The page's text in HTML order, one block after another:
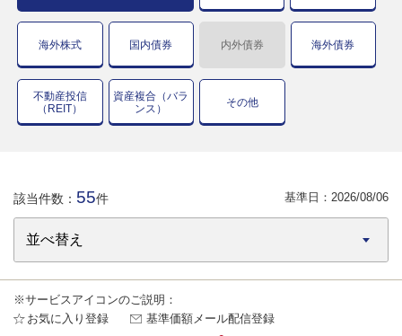
海外株式 国内債券 内外債券 海外債券
不動産投信
（REIT）
資産複合（バラ
ンス）
その他
該当件数： 55件 基準日： 2026/08/06
※サービスアイコンのご説明：
お気に入り登録
基準価額メール配信登録